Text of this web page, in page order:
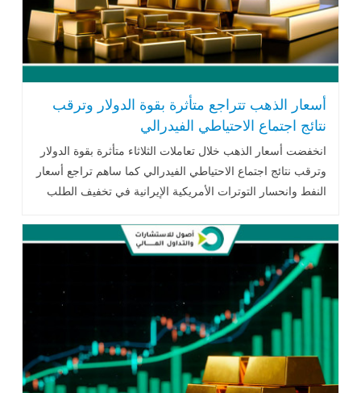
أسعار الذهب تتراجع متأثرة بقوة الدولار وترقب
نتائج اجتماع الاحتياطي الفيدرالي
انخفضت أسعار الذهب خلال تعاملات الثلاثاء متأثرة بقوة الدولار
وترقب نتائج اجتماع الاحتياطي الفيدرالي كما ساهم تراجع أسعار
النفط وانحسار التوترات الأمريكية الإيرانية في تخفيف الطلب